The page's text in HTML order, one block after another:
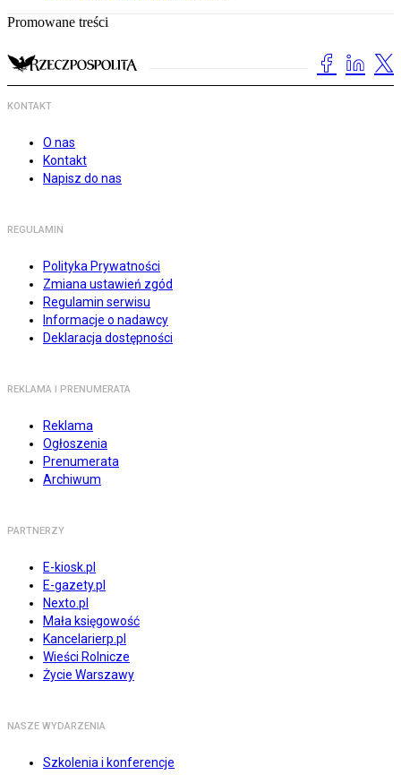
Promowane treści
KONTAKT
O nas
Kontakt
Napisz do nas
REGULAMIN
Polityka Prywatności
Zmiana ustawień zgód
Regulamin serwisu
Informacje o nadawcy
Deklaracja dostępności
REKLAMA I PRENUMERATA
Reklama
Ogłoszenia
Prenumerata
Archiwum
PARTNERZY
E-kiosk.pl
E-gazety.pl
Nexto.pl
Mała księgowość
Kancelarierp.pl
Wieści Rolnicze
Życie Warszawy
NASZE WYDARZENIA
Szkolenia i konferencje